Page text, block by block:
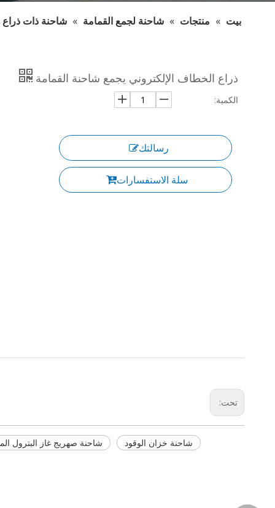
بيت » منتجات » شاحنة لجمع القمامة » شاحنة ذات
ذراع الخطاف الإلكتروني يجمع شاحنة القمامة
الكمية:
رسالتك
سلة الاستفسارات
تحت:
شاحنة صهريج غاز البترول شاحنة خزان الوقود